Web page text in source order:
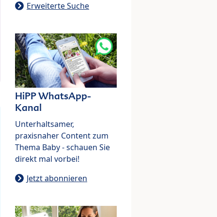
Erweiterte Suche
HiPP WhatsApp-
Kanal
Unterhaltsamer,
praxisnaher Content zum
Thema Baby - schauen Sie
direkt mal vorbei!
Jetzt abonnieren